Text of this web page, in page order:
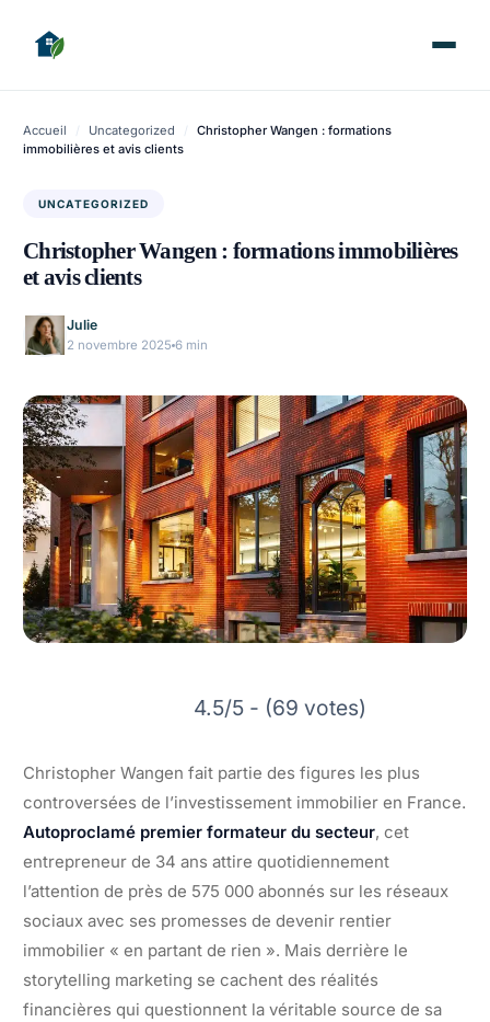
Accueil / Uncategorized /
Christopher Wangen : formations
immobilières et avis clients
UNCATEGORIZED
Christopher Wangen : formations immobilières
et avis clients
Julie
2 novembre 2025 6 min
4.5/5 - (69 votes)
Christopher Wangen fait partie des figures les plus
controversées de l’investissement immobilier en France.
Autoproclamé premier formateur du secteur, cet
entrepreneur de 34 ans attire quotidiennement
l’attention de près de 575 000 abonnés sur les réseaux
sociaux avec ses promesses de devenir rentier
immobilier « en partant de rien ». Mais derrière le
storytelling marketing se cachent des réalités
financières qui questionnent la véritable source de sa